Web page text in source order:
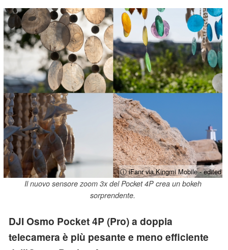
ⓘ iFanr via Kingmi Mobile - edited
Il nuovo sensore zoom 3x del Pocket 4P crea un bokeh
sorprendente.
DJI Osmo Pocket 4P (Pro) a doppia
telecamera è più pesante e meno efficiente